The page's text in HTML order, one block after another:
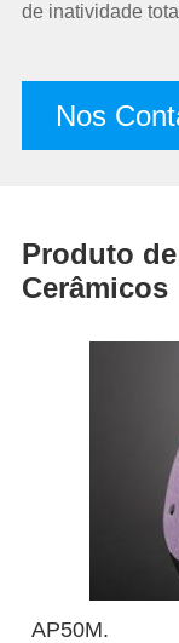
de inatividade
Nos
Produto
Cerâmicos
AP50M.